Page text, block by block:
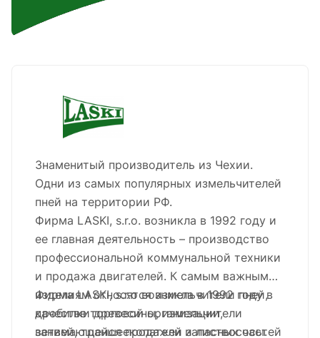
Знаменитый производитель из Чехии.
Одни из самых популярных измельчителей
пней на территории РФ.
Фирма LASKI, s.r.o. возникла в 1992 году и
ее главная деятельность – производство
профессиональной коммунальной техники
и продажа двигателей. К самым важным
изделиям относятся измельчители пней,
дробилки древесины, измельчители
ветвей, траншеекопатели и листвососы.
Фирма LASKI, s.r.o возникла в 1992 году в
качестве торговой организации,
занимающейся продажей запасных частей